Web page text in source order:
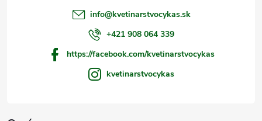
info@kvetinarstvocykas.sk
+421 908 064 339
https://facebook.com/kvetinarstvocykas
kvetinarstvocykas